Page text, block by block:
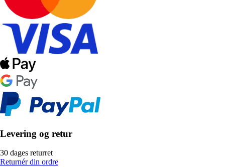
Levering og retur
30 dages returret
Returnér din ordre